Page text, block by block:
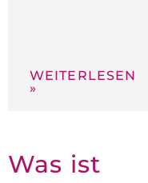
WEITERLESEN
»
Was ist